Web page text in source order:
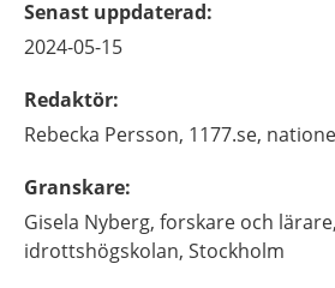
Senast uppdaterad:
2024-05-15
Redaktör:
Rebecka Persson, 1177.se,
Granskare:
Gisela Nyberg, forskare och lärare,
idrottshögskolan, Stockholm